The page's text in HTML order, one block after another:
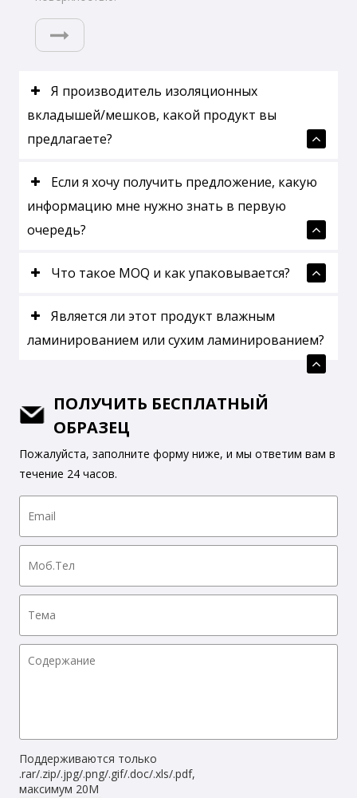
Я производитель изоляционных
вкладышей/мешков, какой продукт вы
предлагаете?
Если я хочу получить предложение, какую
информацию мне нужно знать в первую
очередь?
Что такое MOQ и как упаковывается?
Является ли этот продукт влажным
ламинированием или сухим ламинированием?
ПОЛУЧИТЬ БЕСПЛАТНЫЙ
ОБРАЗЕЦ
Пожалуйста, заполните форму ниже, и мы ответим вам в
течение 24 часов.
Поддерживаются только
.rar/.zip/.jpg/.png/.gif/.doc/.xls/.pdf,
максимум 20M